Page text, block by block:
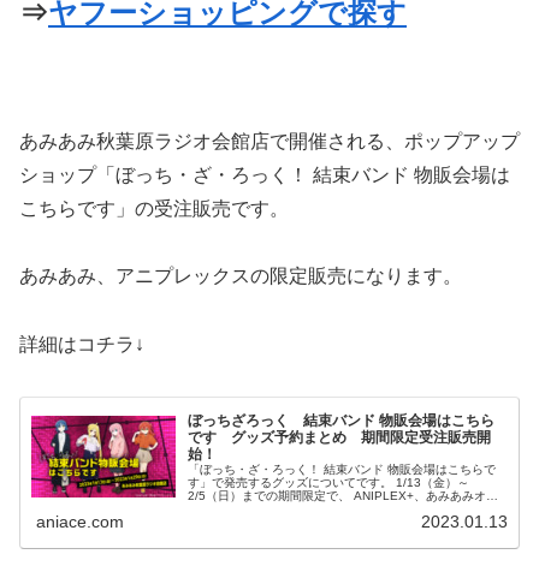
⇒ヤフーショッピングで探す
あみあみ秋葉原ラジオ会館店で開催される、ポップアップ
ショップ「ぼっち・ざ・ろっく！ 結束バンド 物販会場は
こちらです」の受注販売です。
あみあみ、アニプレックスの限定販売になります。
詳細はコチラ↓
ぼっちざろっく 結束バンド 物販会場はこちら
です グッズ予約まとめ 期間限定受注販売開
始！
「ぼっち・ざ・ろっく！ 結束バンド 物販会場はこちらで
す」で発売するグッズについてです。 1/13（金）～
2/5（日）までの期間限定で、 ANIPLEX+、あみあみオン
aniace.com 2023.01.13